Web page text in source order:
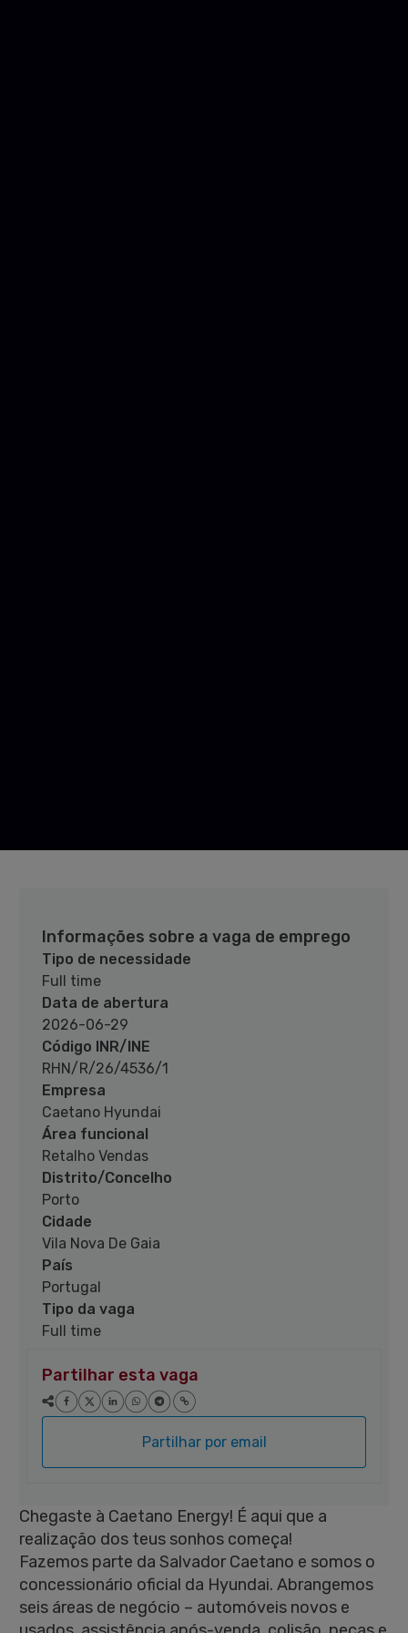
Informações sobre a vaga de emprego
Tipo de necessidade
Full time
Data de abertura
2026-06-29
Código INR/INE
RHN/R/26/4536/1
Empresa
Caetano Hyundai
Área funcional
Retalho Vendas
Distrito/Concelho
Porto
Cidade
Vila Nova De Gaia
País
Portugal
Tipo da vaga
Full time
Partilhar esta vaga
Partilhar por email
Chegaste à Caetano Energy! É aqui que a
realização dos teus sonhos começa!
Fazemos parte da Salvador Caetano e somos o
concessionário oficial da Hyundai. Abrangemos
seis áreas de negócio – automóveis novos e